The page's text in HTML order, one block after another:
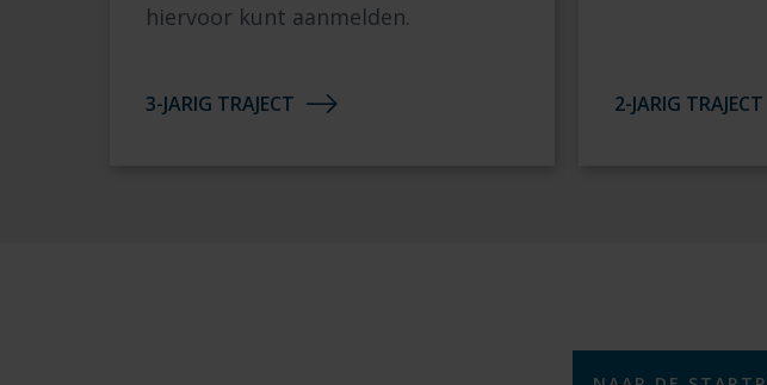
hiervoor kunt aanmelden.
3-JARIG TRAJECT 2-JARIG TRAJECT